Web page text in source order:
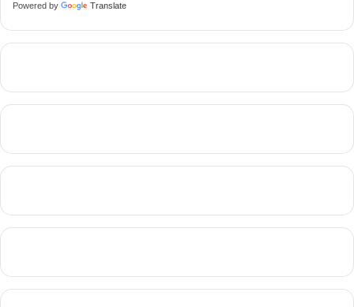
Powered by Translate